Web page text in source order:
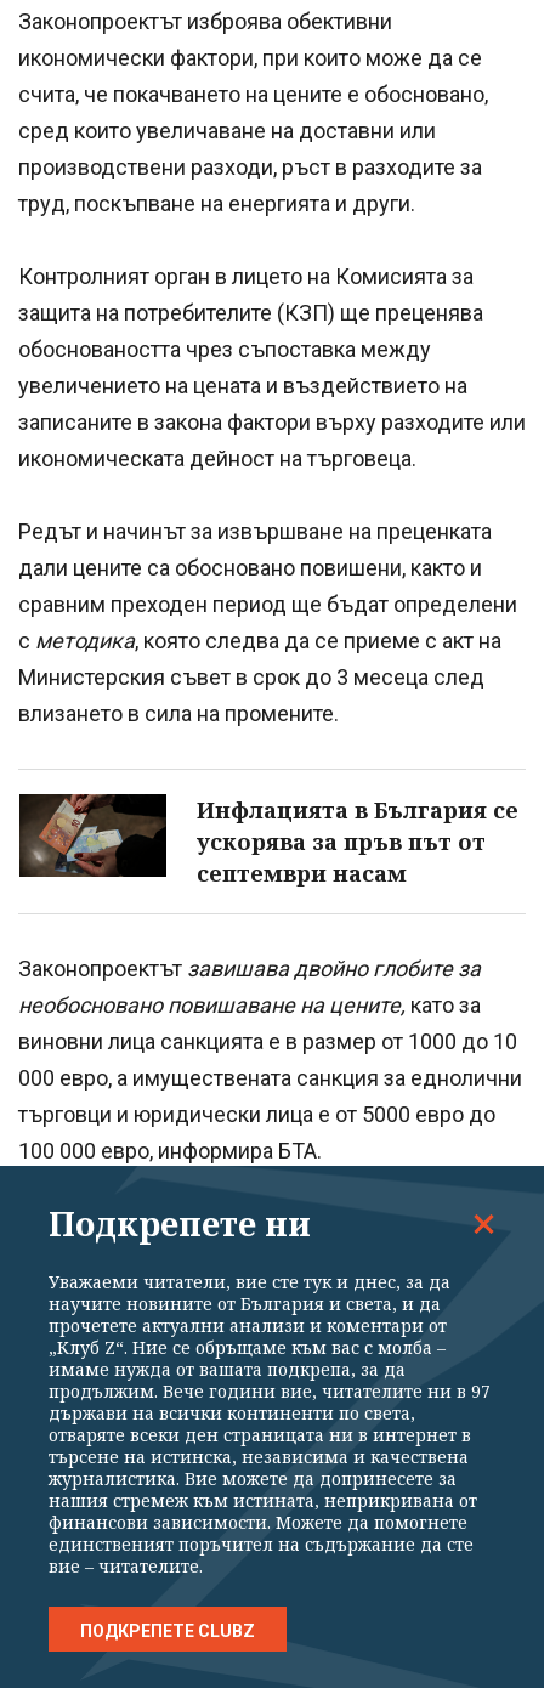
Законопроектът изброява обективни
икономически фактори, при които може да се
счита, че покачването на цените е обосновано,
сред които увеличаване на доставни или
производствени разходи, ръст в разходите за
труд, поскъпване на енергията и други.
Контролният орган в лицето на Комисията за
защита на потребителите (КЗП) ще преценява
обосноваността чрез съпоставка между
увеличението на цената и въздействието на
записаните в закона фактори върху разходите или
икономическата дейност на търговеца.
Редът и начинът за извършване на преценката
дали цените са обосновано повишени, както и
сравним преходен период ще бъдат определени
с методика, която следва да се приеме с акт на
Министерския съвет в срок до 3 месеца след
влизането в сила на промените.
Инфлацията в България се
ускорява за пръв път от
септември насам
Законопроектът завишава двойно глобите за
необосновано повишаване на цените, като за
виновни лица санкцията е в размер от 1000 до 10
000 евро, а имуществената санкция за еднолични
търговци и юридически лица е от 5000 евро до
100 000 евро, информира БТА.
Когато нарушението е извършено по отношение
обект, за всяко нарушение се налага отделно
наказание, пише в законопроекта.
Според текстовете му търговците,
осъществяващи дейност с предмет търговия на
дребно с хранителни стоки, алкохолни и
безалкохолни напитки, тютюневи изделия,
нехранителни стоки и лекарствени продукти с
са длъжни да публикуват ежедневно до 07:00
Подкрепете ни
Уважаеми читатели, вие сте тук и днес, за да
научите новините от България и света, и да
прочетете актуални анализи и коментари от
„Клуб Z“. Ние се обръщаме към вас с молба –
имаме нужда от вашата подкрепа, за да
продължим. Вече години вие, читателите ни в 97
държави на всички континенти по света,
отваряте всеки ден страницата ни в интернет в
търсене на истинска, независима и качествена
журналистика. Вие можете да допринесете за
нашия стремеж към истината, неприкривана от
финансови зависимости. Можете да помогнете
единственият поръчител на съдържание да сте
вие – читателите.
ПОДКРЕПЕТЕ CLUBZ